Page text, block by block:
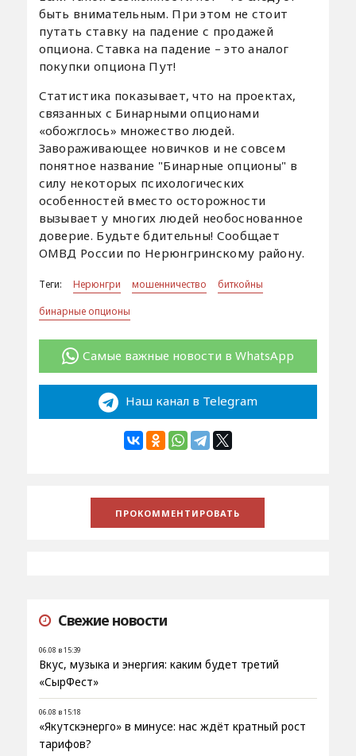
быть внимательным. При этом не стоит
путать ставку на падение с продажей
опциона. Ставка на падение – это аналог
покупки опциона Пут!
Статистика показывает, что на проектах,
связанных с Бинарными опционами
«обожглось» множество людей.
Завораживающее новичков и не совсем
понятное название "Бинарные опционы" в
силу некоторых психологических
особенностей вместо осторожности
вызывает у многих людей необоснованное
доверие. Будьте бдительны! Сообщает
ОМВД России по Нерюнгринскому району.
Теги: Нерюнгри мошенничество
биткойны
бинарные опционы
Самые важные новости в WhatsApp
Наш канал в Telegram
Свежие новости
06.08 в 15:39
Вкус, музыка и энергия: каким будет третий
«СырФест»
06.08 в 15:18
«Якутскэнерго» в минусе: нас ждёт кратный рост
тарифов?